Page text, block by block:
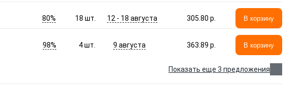
80% 18 шт. 12 - 18 августа 305.80 p. В корзину
98% 4шт. 9 августа 363.89 p. В корзину
Показать еще 3 предложения